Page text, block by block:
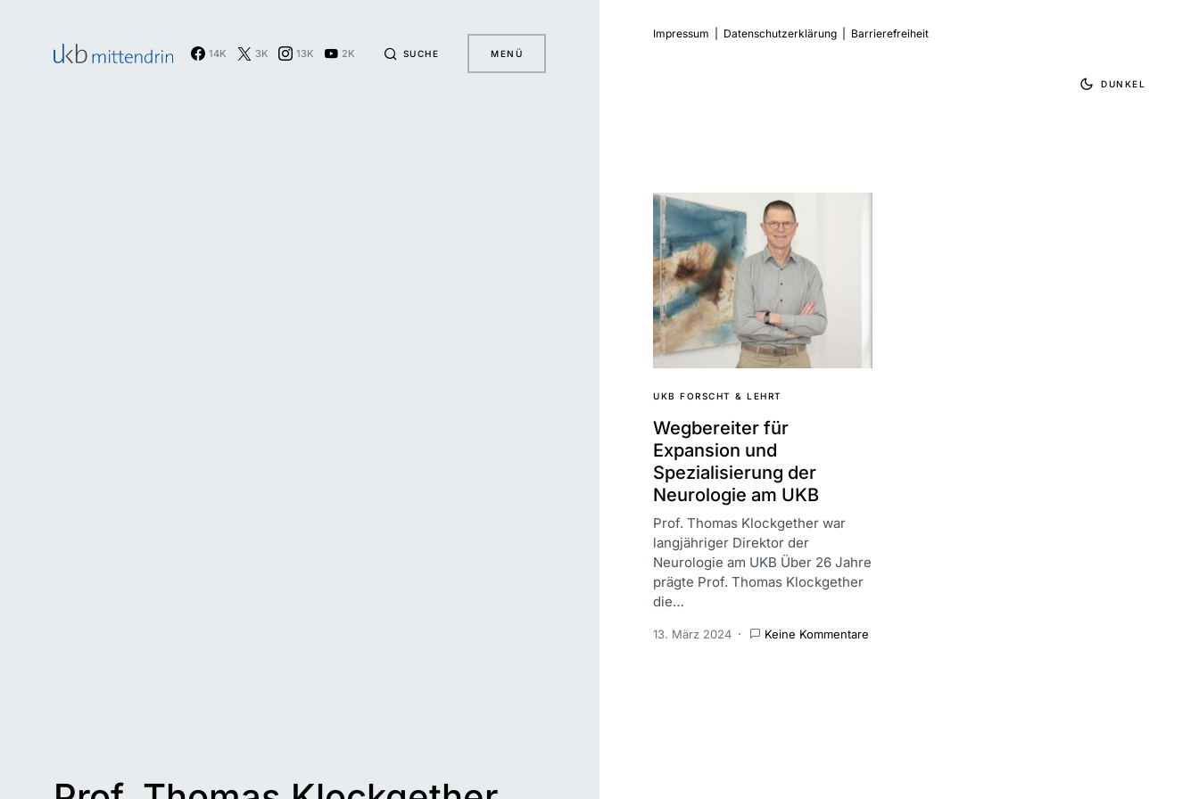
14K 3K 13K 2K SUCHE MENÜ
Impressum Datenschutzerklärung Barrierefreiheit
DUNKEL
UKB FORSCHT & LEHRT
Wegbereiter für
Expansion und
Spezialisierung der
Neurologie am UKB
Prof. Thomas Klockgether war
langjähriger Direktor der
Neurologie am UKB Über 26 Jahre
prägte Prof. Thomas Klockgether
die…
13. März 2024 Keine Kommentare